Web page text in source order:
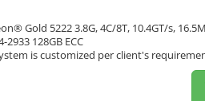
Gold 5222 3.8G, 4C/8T, 10.4GT/s,
2933 128GB ECC
is customized per client's